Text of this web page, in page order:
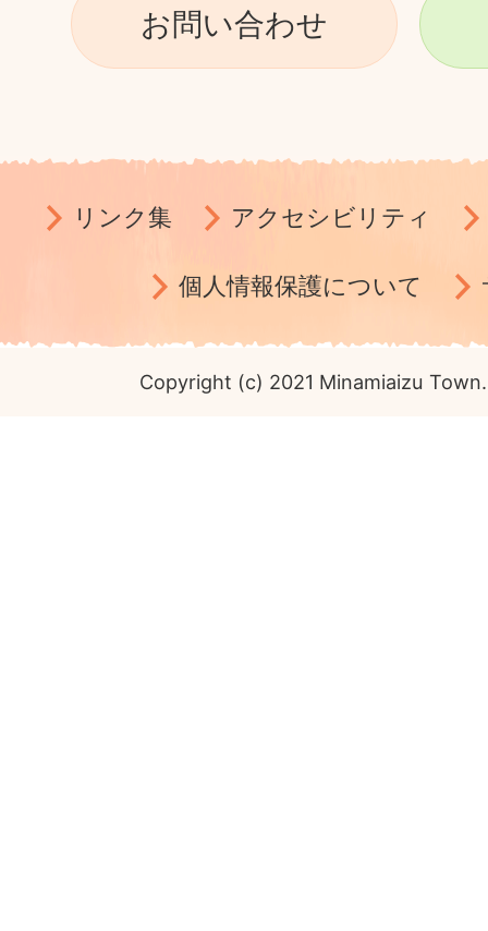
お問い合わせ
リンク集 アクセシビリティ
個人情報保護について
Copyright (c) 2021 Minamiaizu